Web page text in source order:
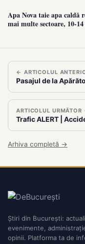
Apa Nova taie apa caldă
mai multe sectoare, 10-
← ARTICOLUL
Pasajul de la
ARTICOLUL URMĂTOR
Trafic ALERT |
Arhiva completă →
Știri din București:
evenimente,
opinii. Platforma ta de